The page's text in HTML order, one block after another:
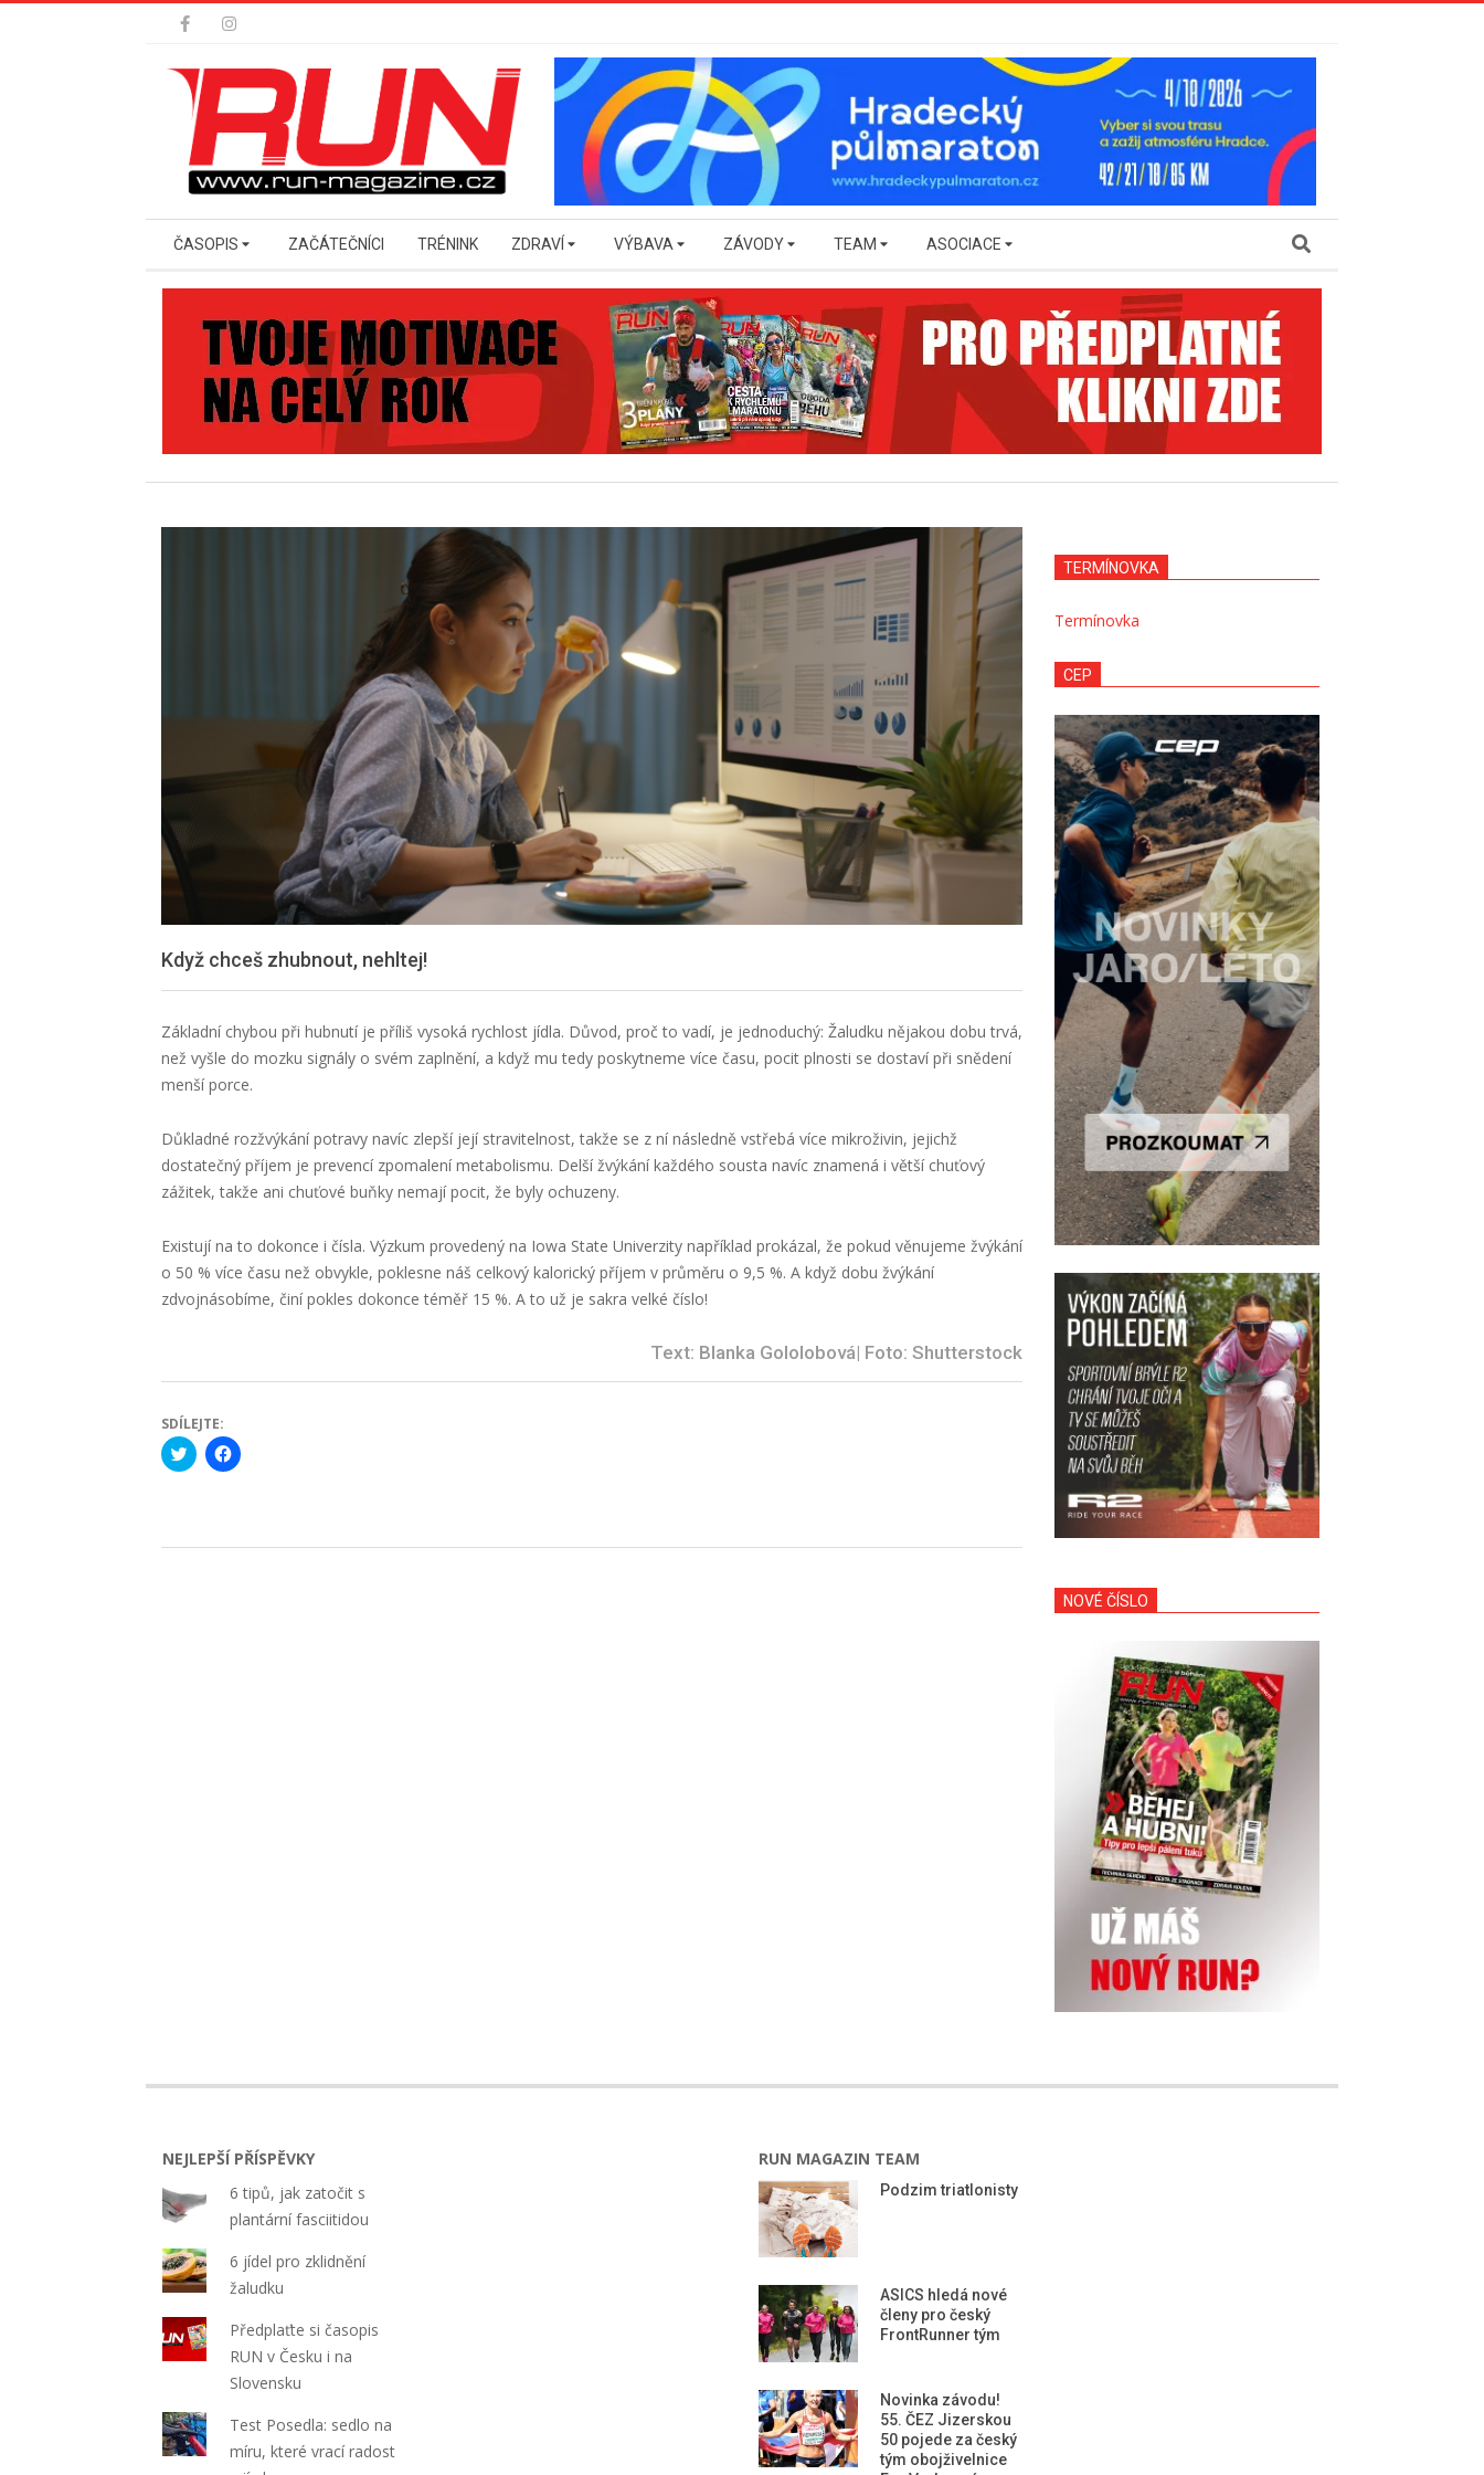
Secondary
Menu
ČASOPIS ZAČÁTEČNÍCI TRÉNINK ZDRAVÍ VÝBAVA ZÁVODY TEAM ASOCIACE Search
Když chceš zhubnout, nehltej!
Základní chybou při hubnutí je příliš vysoká rychlost jídla. Důvod, proč to vadí, je jednoduchý: Žaludku nějakou dobu trvá,
než vyšle do mozku signály o svém zaplnění, a když mu tedy poskytneme více času, pocit plnosti se dostaví při snědení
menší porce.
Důkladné rozžvýkání potravy navíc zlepší její stravitelnost, takže se z ní následně vstřebá více mikroživin, jejichž
dostatečný příjem je prevencí zpomalení metabolismu. Delší žvýkání každého sousta navíc znamená i větší chuťový
zážitek, takže ani chuťové buňky nemají pocit, že byly ochuzeny.
Existují na to dokonce i čísla. Výzkum provedený na Iowa State Univerzity například prokázal, že pokud věnujeme žvýkání
o 50 % více času než obvykle, poklesne náš celkový kalorický příjem v průměru o 9,5 %. A když dobu žvýkání
zdvojnásobíme, činí pokles dokonce téměř 15 %. A to už je sakra velké číslo!
Text: Blanka Gololobová| Foto: Shutterstock
SDÍLEJTE:
Click
to
new
Click
to
new
TERMÍNOVKA
Termínovka
CEP
NOVÉ ČÍSLO
NEJLEPŠÍ PŘÍSPĚVKY
6 tipů, jak zatočit s
plantární fasciitidou
6 jídel pro zklidnění
žaludku
Předplaťte si časopis
RUN v Česku i na
Slovensku
Test Posedla: sedlo na
míru, které vrací radost
RUN MAGAZIN TEAM
Podzim triatlonisty
ASICS hledá nové
členy pro český
FrontRunner tým
Novinka závodu!
55. ČEZ Jizerskou
50 pojede za český
tým obojživelnice